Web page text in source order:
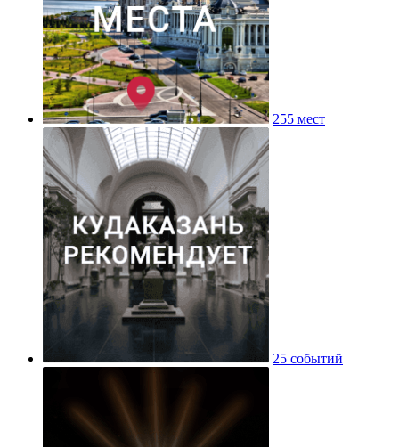
255 мест
25 событий